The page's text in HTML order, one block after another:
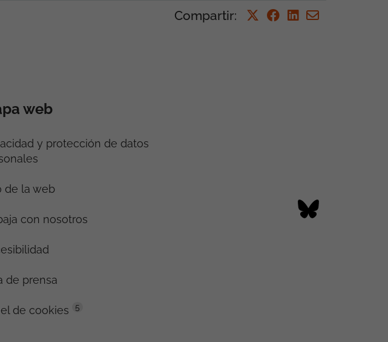
Compartir:
web
y protección de datos
de la web
con nosotros
de prensa
de cookies 5